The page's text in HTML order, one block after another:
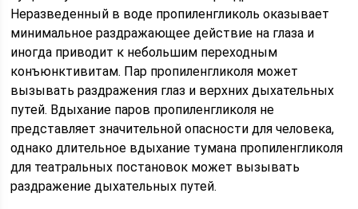
Неразведенный в воде пропиленгликоль оказывает
минимальное раздражающее действие на глаза и
иногда приводит к небольшим переходным
конъюнктивитам. Пар пропиленгликоля может
вызывать раздражения глаз и верхних дыхательных
путей. Вдыхание паров пропиленгликоля не
представляет значительной опасности для человека,
однако длительное вдыхание тумана пропиленгликоля
для театральных постановок может вызывать
раздражение дыхательных путей.